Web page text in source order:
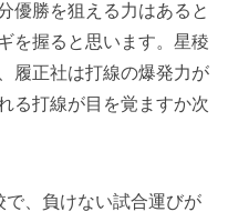
優勝を狙える力はあると
を握ると思います。星稜
履正社は打線の爆発力が
る打線が目を覚ますか次
、負けない試合運びが